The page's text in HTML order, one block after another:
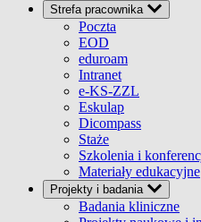
Strefa pracownika
Poczta
EOD
eduroam
Intranet
e-KS-ZZL
Eskulap
Dicompass
Staże
Szkolenia i
Materiały edukacyjne
Projekty i badania
Badania kliniczne